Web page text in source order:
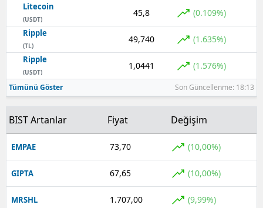
Şanlıurfa
Uşak
Van
Zonguldak
Aksaray
Bayburt
Karaman
Litecoin
(USDT)
45,8 (0.109%)
Ripple
(TL)
49,740 (1.635%)
Ripple
(USDT)
1,0441 (1.576%)
Tümünü Göster Son Güncellenme: 18:13
BIST Artanlar Fiyat Değişim
EMPAE 73,70 (10,00%)
GIPTA 67,65 (10,00%)
MRSHL 1.707,00 (9,99%)